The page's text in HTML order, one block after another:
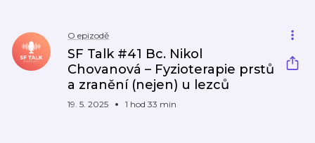
O epizodě
SF Talk #41 Bc. Nikol
Chovanová – Fyzioterapie prstů
a zranění (nejen) u lezců
19. 5. 2025 1 hod 33 min